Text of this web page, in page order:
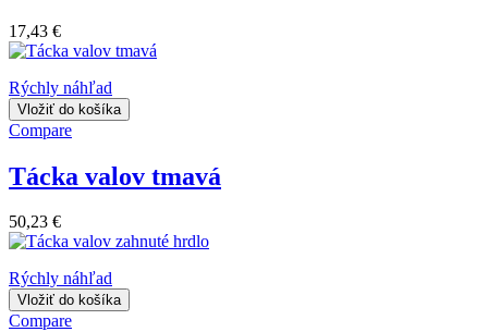
17,43 €
Rýchly náhľad
Vložiť do košíka
Compare
Tácka valov tmavá
50,23 €
Rýchly náhľad
Vložiť do košíka
Compare